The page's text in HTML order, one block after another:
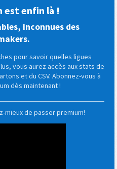
est enfin là !
inconnues des
pour savoir quelles ligues
vous aurez accès aux stats de
et du CSV. Abonnez-vous à
dès maintenant !
mieux de passer premium!